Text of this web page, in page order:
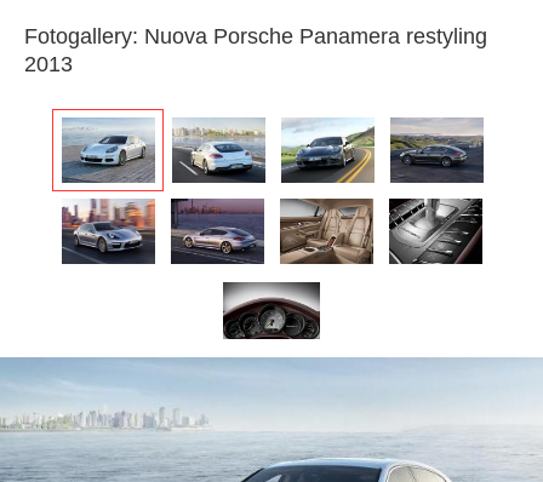
Fotogallery: Nuova Porsche Panamera restyling
2013